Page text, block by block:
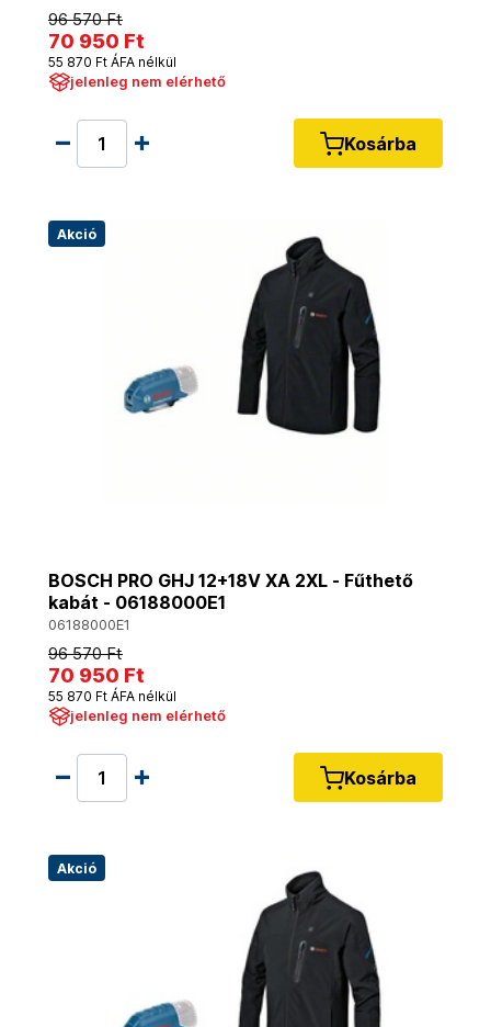
96 570 Ft
70 950 Ft
55 870 Ft ÁFA nélkül
jelenleg nem elérhető
Kosárba
Akció
BOSCH PRO GHJ 12+18V XA 2XL - Fűthető
kabát - 06188000E1
06188000E1
96 570 Ft
70 950 Ft
55 870 Ft ÁFA nélkül
jelenleg nem elérhető
Kosárba
Akció